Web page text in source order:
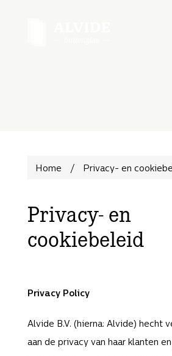
Home / Privacy- en
Privacy- en
cookiebeleid
Privacy Policy
Alvide B.V. (hierna: Alvide) hecht
aan de privacy van haar klanten